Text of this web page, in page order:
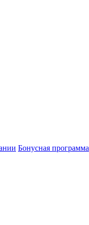
Бонусная программа